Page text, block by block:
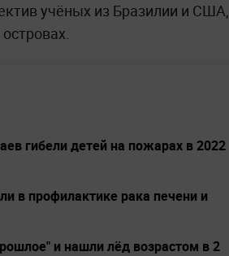
учёных из Бразилии и США,
гибели детей на пожарах в 2022
в профилактике рака печени и
и нашли лёд возрастом в 2